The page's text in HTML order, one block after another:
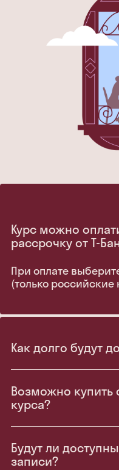
Курс можно
рассрочку от Т-
При оплате
(только российские
Как долго будут
Возможно купить
курса?
Будут ли
записи?